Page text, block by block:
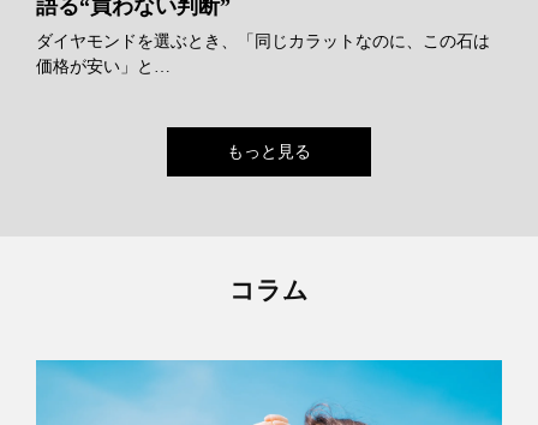
語る“買わない判断”
ダイヤモンドを選ぶとき、「同じカラットなのに、この石は
価格が安い」と…
もっと見る
コラム